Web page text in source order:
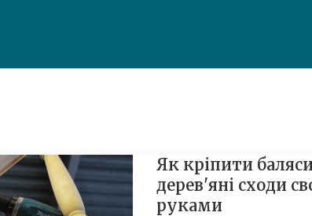
Як кріпити
дерев'яні сходи
руками